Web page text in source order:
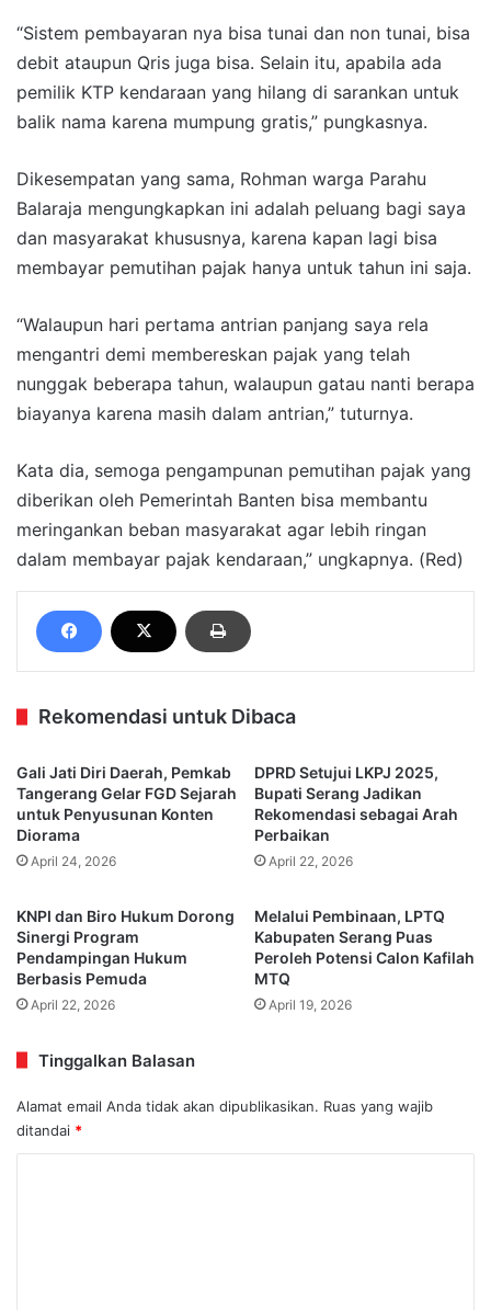
“Sistem pembayaran nya bisa tunai dan non tunai, bisa
debit ataupun Qris juga bisa. Selain itu, apabila ada
pemilik KTP kendaraan yang hilang di sarankan untuk
balik nama karena mumpung gratis,” pungkasnya.
Dikesempatan yang sama, Rohman warga Parahu
Balaraja mengungkapkan ini adalah peluang bagi saya
dan masyarakat khususnya, karena kapan lagi bisa
membayar pemutihan pajak hanya untuk tahun ini saja.
“Walaupun hari pertama antrian panjang saya rela
mengantri demi membereskan pajak yang telah
nunggak beberapa tahun, walaupun gatau nanti berapa
biayanya karena masih dalam antrian,” tuturnya.
Kata dia, semoga pengampunan pemutihan pajak yang
diberikan oleh Pemerintah Banten bisa membantu
meringankan beban masyarakat agar lebih ringan
dalam membayar pajak kendaraan,” ungkapnya. (Red)
Rekomendasi untuk Dibaca
Gali Jati Diri Daerah, Pemkab
Tangerang Gelar FGD Sejarah
untuk Penyusunan Konten
Diorama
April 24, 2026
DPRD Setujui LKPJ 2025,
Bupati Serang Jadikan
Rekomendasi sebagai Arah
Perbaikan
April 22, 2026
KNPI dan Biro Hukum Dorong
Sinergi Program
Pendampingan Hukum
Berbasis Pemuda
April 22, 2026
Melalui Pembinaan, LPTQ
Kabupaten Serang Puas
Peroleh Potensi Calon Kafilah
MTQ
April 19, 2026
Tinggalkan Balasan
Alamat email Anda tidak akan dipublikasikan. Ruas yang wajib
ditandai *